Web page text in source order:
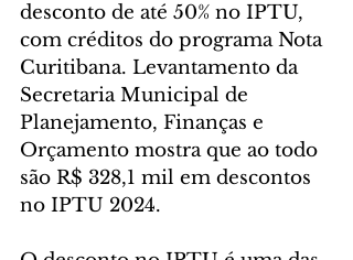
desconto de até 50% no IPTU,
com créditos do programa Nota
Curitibana. Levantamento da
Secretaria Municipal de
Planejamento, Finanças e
Orçamento mostra que ao todo
são R$ 328,1 mil em descontos
no IPTU 2024.